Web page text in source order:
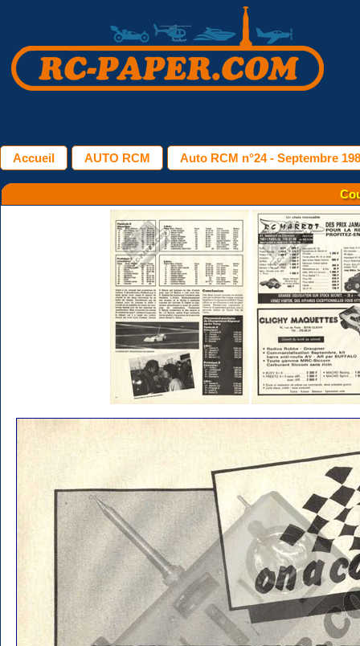
Accueil AUTO RCM Auto RCM n°24 - Septembre